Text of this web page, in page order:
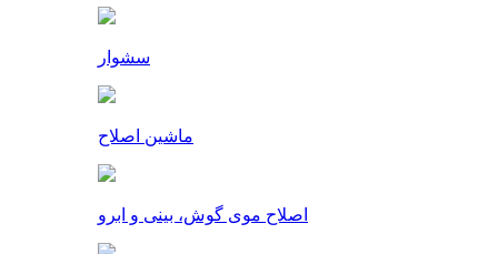
سشوار
ماشین اصلاح
اصلاح موی گوش، بینی و ابرو